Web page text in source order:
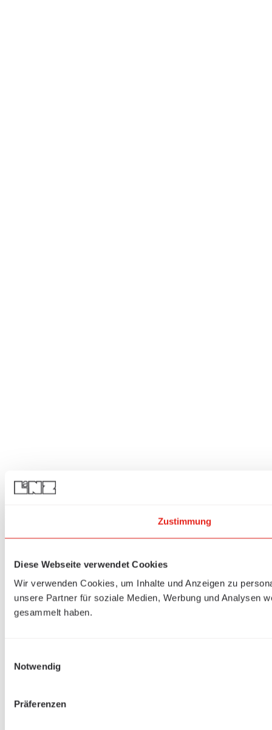
Zustimmung
Diese Webseite verwendet Cookies
Wir verwenden Cookies, um Inhalte und Anzeigen zu
unsere Partner für soziale Medien, Werbung und Analysen
gesammelt haben.
Notwendig
Präferenzen